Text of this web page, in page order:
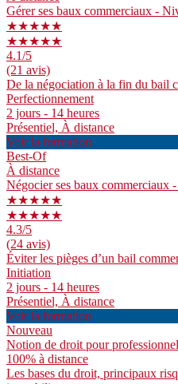
Gérer ses baux commerciaux -
★★★★★
★★★★★
4.1/5
(21 avis)
De la négociation à la fin du bail
Perfectionnement
2 jours - 14 heures
Présentiel, À distance
Voir la formation
Best-Of
À distance
Négocier ses baux commerciaux
★★★★★
★★★★★
4.3/5
(24 avis)
Éviter les pièges d’un bail
Initiation
2 jours - 14 heures
Présentiel, À distance
Voir la formation
Nouveau
Notion de droit pour
100% à distance
Les bases du droit, principaux